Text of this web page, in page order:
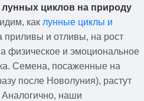
циклов на природу
как лунные циклы и
приливы и отливы, на рост
физическое и эмоциональное
Семена, посаженные на
после Новолуния), растут
Аналогично, наши